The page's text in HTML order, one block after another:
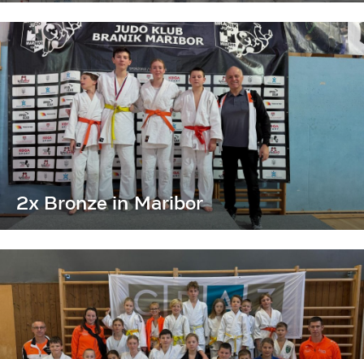
2x Bronze in Maribor